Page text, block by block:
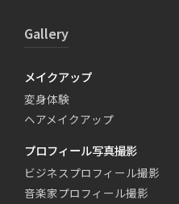
Gallery
メイクアップ
変身体験
ヘアメイクアップ
プロフィール写真撮影
ビジネスプロフィール撮影
音楽家プロフィール撮影